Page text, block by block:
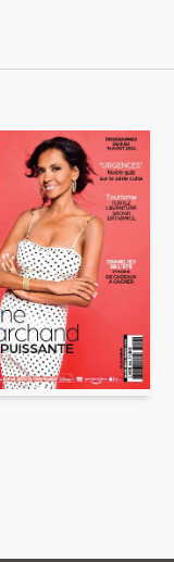
traitées par
auprès de votre ami.
utilisées que pour cet
rubrique "Données